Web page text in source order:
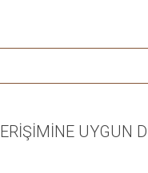
ERİŞİMİNE UYGUN